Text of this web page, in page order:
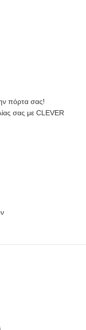
πόρτα σας!
σας με CLEVER